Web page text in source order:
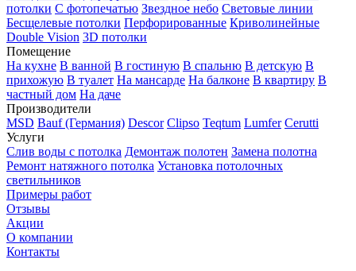
потолки С фотопечатью Звездное небо Световые линии
Бесщелевые потолки Перфорированные Криволинейные
Double Vision 3D потолки
Помещение
На кухне В ванной В гостиную В спальню В детскую В
прихожую В туалет На мансарде На балконе В квартиру В
частный дом На даче
Производители
MSD Bauf (Германия) Descor Clipso Teqtum Lumfer Cerutti
Услуги
Слив воды с потолка Демонтаж полотен Замена полотна
Ремонт натяжного потолка Установка потолочных
светильников
Примеры работ
Отзывы
Акции
О компании
Контакты